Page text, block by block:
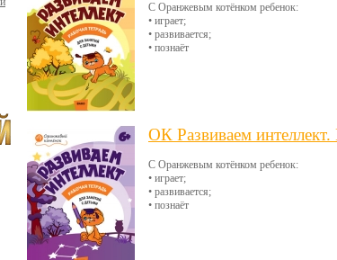
С Оранжевым котёнком ребенок:
• играет;
• развивается;
• познаёт
ОК Развиваем интеллект.
С Оранжевым котёнком ребенок:
• играет;
• развивается;
• познаёт